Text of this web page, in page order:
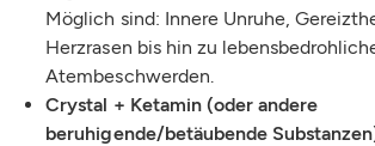
Möglich sind: Innere Unruhe,
Herzrasen bis hin zu
Atembeschwerden.
Crystal + Ketamin (oder andere
beruhigende/betäubende